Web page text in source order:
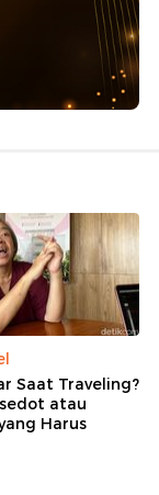
Saat Traveling?
atau
Harus